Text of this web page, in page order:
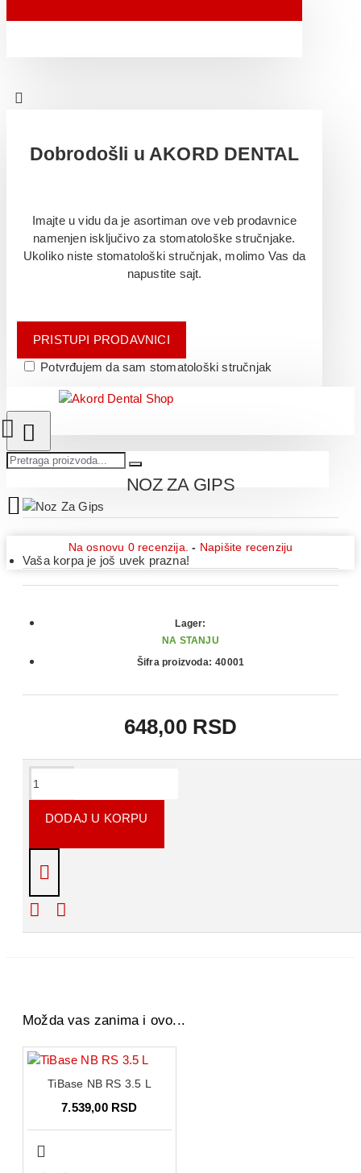
Dobrodošli u AKORD DENTAL
Imajte u vidu da je asortiman ove veb prodavnice
namenjen isključivo za stomatološke stručnjake.
Ukoliko niste stomatološki stručnjak, molimo Vas da
napustite sajt.
PRISTUPI PRODAVNICI
Potvrđujem da sam stomatološki stručnjak
Vaša korpa je još uvek prazna!
NOZ ZA GIPS
Na osnovu 0 recenzija. - Napišite recenziju
648,00 RSD
Lager:
NA STANJU
Šifra proizvoda: 40001
DODAJ U KORPU
Napišite recenziju
Molimo Vas
napisali recenziju.
Možda vas zanima i ovo...
TiBase NB RS 3.5 L
7.539,00 RSD